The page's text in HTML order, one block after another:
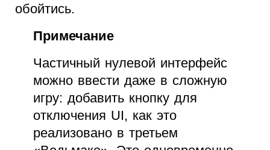
обойтись.
Примечание
Частичный нулевой интерфейс
можно ввести даже в сложную
игру: добавить кнопку для
отключения UI, как это
реализовано в третьем